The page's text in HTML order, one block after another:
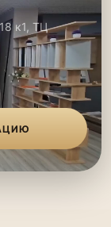
к1, ТЦ